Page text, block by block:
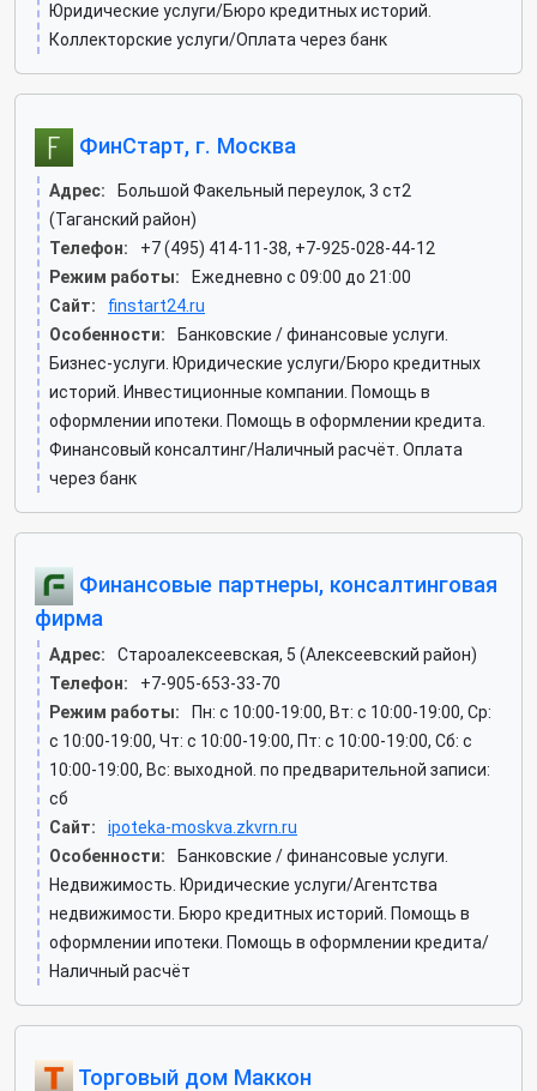
Юридические услуги/Бюро кредитных историй.
Коллекторские услуги/Оплата через банк
ФинСтарт, г. Москва
Адрес:
Большой Факельный переулок, 3 ст2
(Таганский район)
Телефон:
+7 (495) 414-11-38, +7-925-028-44-12
Режим работы:
Ежедневно с 09:00 до 21:00
Сайт:
finstart24.ru
Особенности:
Банковские / финансовые услуги.
Бизнес-услуги. Юридические услуги/Бюро кредитных
историй. Инвестиционные компании. Помощь в
оформлении ипотеки. Помощь в оформлении кредита.
Финансовый консалтинг/Наличный расчёт. Оплата
через банк
Финансовые партнеры, консалтинговая
фирма
Адрес:
Староалексеевская, 5 (Алексеевский район)
Телефон:
+7-905-653-33-70
Режим работы:
Пн: c 10:00-19:00, Вт: c 10:00-19:00, Ср:
c 10:00-19:00, Чт: c 10:00-19:00, Пт: c 10:00-19:00, Сб: c
10:00-19:00, Вс: выходной. по предварительной записи:
сб
Сайт:
ipoteka-moskva.zkvrn.ru
Особенности:
Банковские / финансовые услуги.
Недвижимость. Юридические услуги/Агентства
недвижимости. Бюро кредитных историй. Помощь в
оформлении ипотеки. Помощь в оформлении кредита/
Наличный расчёт
Торговый дом Маккон